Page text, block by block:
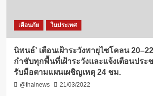
เตือนภัย ในประเทศ
นิพนธ์’ เตือนเฝ้าระวังพายุไซโคลน
กำชับทุกพื้นที่เฝ้าระวังและแจ้งเตือนประ
รับมือตามแผนเผชิญเหตุ 24 ชม.
@thainews 21/03/2022